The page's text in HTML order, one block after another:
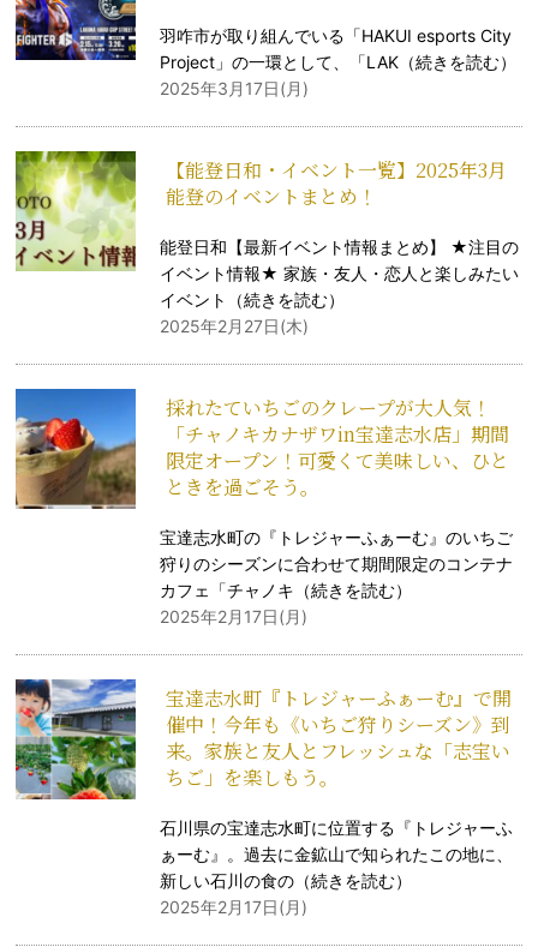
羽咋市が取り組んでいる「HAKUI esports City
Project」の一環として、「LAK（続きを読む）
2025年3月17日(月)
【能登日和・イベント一覧】2025年3月
能登のイベントまとめ！
能登日和【最新イベント情報まとめ】 ★注目の
イベント情報★ 家族・友人・恋人と楽しみたい
イベント（続きを読む）
2025年2月27日(木)
採れたていちごのクレープが大人気！
「チャノキカナザワin宝達志水店」期間
限定オープン！可愛くて美味しい、ひと
ときを過ごそう。
宝達志水町の『トレジャーふぁーむ』のいちご
狩りのシーズンに合わせて期間限定のコンテナ
カフェ「チャノキ（続きを読む）
2025年2月17日(月)
宝達志水町『トレジャーふぁーむ』で開
催中！今年も《いちご狩りシーズン》到
来。家族と友人とフレッシュな「志宝い
ちご」を楽しもう。
石川県の宝達志水町に位置する『トレジャーふ
ぁーむ』。過去に金鉱山で知られたこの地に、
新しい石川の食の（続きを読む）
2025年2月17日(月)